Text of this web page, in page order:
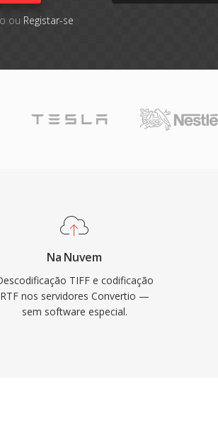
ou Registar-se
Na Nuvem
TIFF e codificação
RTF nos servidores Convertio —
sem software especial.